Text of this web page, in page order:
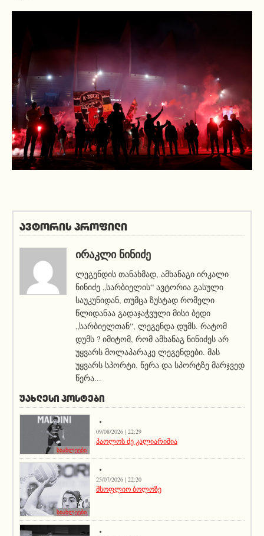
ავტორის პროფილი
ᲘᲠᲐᲙᲚᲘ ᲜᲘᲜᲘᲫᲔ
ლეგენდის თანახმად, ამხანაგი ირკალი
ნინიძე „სარბიელის“ ავტორია გასული
საუკუნიდან, თუმცა ზუსტად რომელი
წლიდანაა გადაჯაჭვული მისი ბედი
„სარბიელთან“, ლეგენდა დუმს. რატომ
დუმს ? იმიტომ, რომ ამხანაგ ნინიძეს არ
უყვარს მოლაპარაკე ლეგენდები. მას
უყვარს სპორტი, წერა და სპორტზე მარჯვედ
წერა...
ᲣᲐᲮᲚᲔᲡᲘ ᲞᲝᲡᲢᲔᲑᲘ
სიახლეები
09/08/2026 | 22:29
პაოლოს ძე კალიარიშია
სიახლეები
25/07/2026 | 22:20
მსოფლიო ბოლოზე